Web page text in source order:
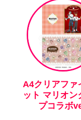
A4クリアファ
ット マリオン
プコラボ